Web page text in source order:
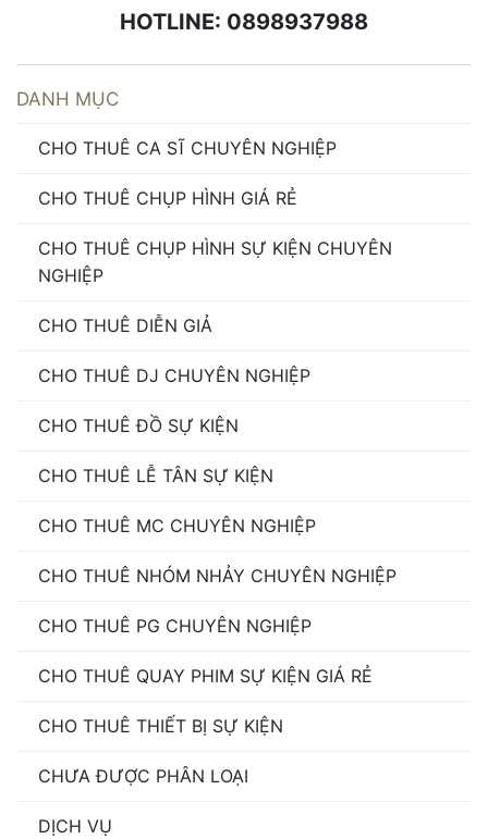
HOTLINE: 0898937988
DANH MỤC
CHO THUÊ CA SĨ CHUYÊN NGHIỆP
CHO THUÊ CHỤP HÌNH GIÁ RẺ
CHO THUÊ CHỤP HÌNH SỰ KIỆN CHUYÊN
NGHIỆP
CHO THUÊ DIỄN GIẢ
CHO THUÊ DJ CHUYÊN NGHIỆP
CHO THUÊ ĐỒ SỰ KIỆN
CHO THUÊ LỄ TÂN SỰ KIỆN
CHO THUÊ MC CHUYÊN NGHIỆP
CHO THUÊ NHÓM NHẢY CHUYÊN NGHIỆP
CHO THUÊ PG CHUYÊN NGHIỆP
CHO THUÊ QUAY PHIM SỰ KIỆN GIÁ RẺ
CHO THUÊ THIẾT BỊ SỰ KIỆN
CHƯA ĐƯỢC PHÂN LOẠI
DỊCH VỤ